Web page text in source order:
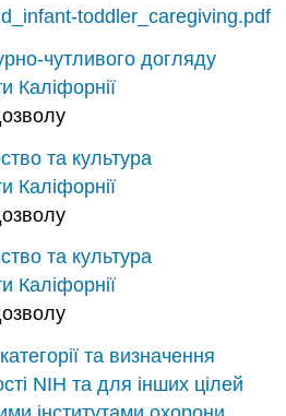
toddler_caregiving.pdf
чутливого догляду
Каліфорнії
та культура
Каліфорнії
та культура
Каліфорнії
та визначення
NIH та для інших цілей